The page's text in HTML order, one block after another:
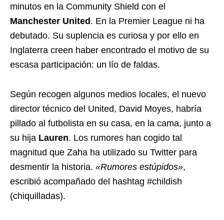
minutos en la Community Shield con el
Manchester United . En la Premier League ni ha
debutado. Su suplencia es curiosa y por ello en
Inglaterra creen haber encontrado el motivo de su
escasa participación: un lío de faldas.
Según recogen algunos medios locales, el nuevo
director técnico del United, David Moyes, habría
pillado al futbolista en su casa, en la cama, junto a
su hija Lauren. Los rumores han cogido tal
magnitud que Zaha ha utilizado su Twitter para
desmentir la historia. «Rumores estúpidos»,
escribió acompañado del hashtag #childish
(chiquilladas).